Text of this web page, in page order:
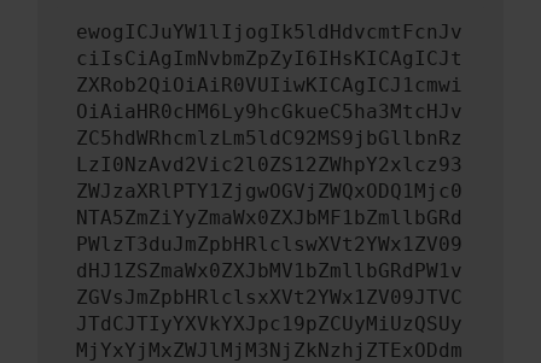
ewogICJuYW1lIjogIk5ldHdvcmtFcnJv
ciIsCiAgImNvbmZpZyI6IHsKICAgICJt
ZXRob2QiOiAiR0VUIiwKICAgICJ1cmwi
OiAiaHR0cHM6Ly9hcGkueC5ha3MtcHJv
ZC5hdWRhcmlzLm5ldC92MS9jbGllbnRz
LzI0NzAvd2Vic2l0ZS12ZWhpY2xlcz93
ZWJzaXRlPTY1ZjgwOGVjZWQxODQ1Mjc0
NTA5ZmZiYyZmaWx0ZXJbMF1bZmllbGRd
PWlzT3duJmZpbHRlclswXVt2YWx1ZV09
dHJ1ZSZmaWx0ZXJbMV1bZmllbGRdPW1v
ZGVsJmZpbHRlclsxXVt2YWx1ZV09JTVC
JTdCJTIyYXVkYXJpc19pZCUyMiUzQSUy
MjYxYjMxZWJlMjM3NjZkNzhjZTExODdm